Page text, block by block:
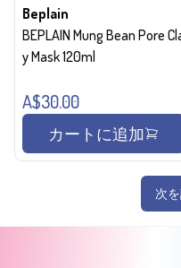
Beplain
BEPLAIN Mung Bean Pore
y Mask 120ml
A$30.00
カートに追加
次